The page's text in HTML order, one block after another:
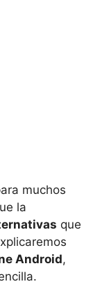
muchos
la
que
Android,